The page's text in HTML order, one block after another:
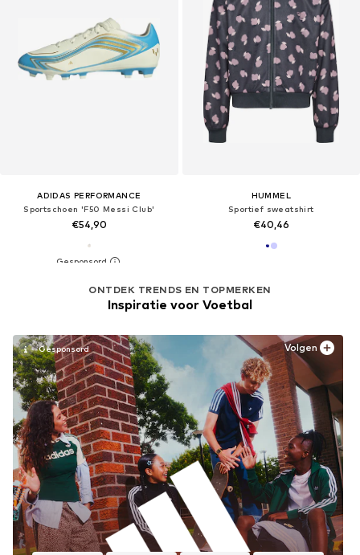
ADIDAS PERFORMANCE
Sportschoen 'F50 Messi Club'
€54,90
ONTDEK TRENDS EN TOPMERKEN
Inspiratie voor Voetbal
Volgen
HUMMEL
Sportief sweatshirt
€40,46